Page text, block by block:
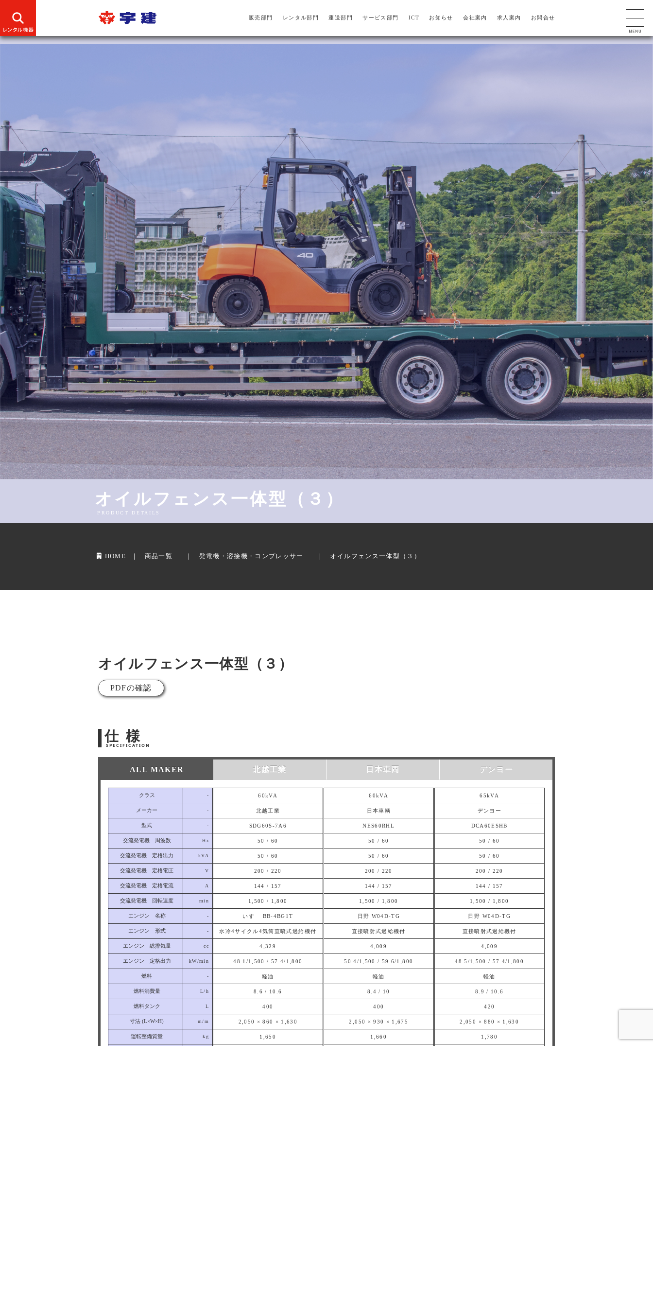
販売部門 レンタル部門 運送部門 サービス部門 ICT お知らせ 会社案内 求人案内 お問合せ
オイルフェンス一体型（３）
PRODUCT DETAILS
HOME 商品一覧 発電機・溶接機・コンプレッサー オイルフェンス一体型（３）
オイルフェンス一体型（３）
PDFの確認
仕 様
SPECIFICATION
ALL MAKER
クラス -
メーカー -
型式 -
交流発電機 周波数 Hz
交流発電機 定格出力 kVA
交流発電機 定格電圧 V
交流発電機 定格電流 A
交流発電機 回転速度 min
エンジン 名称 -
エンジン 形式 -
エンジン 総排気量 cc
エンジン 定格出力 kW/min
燃料 -
燃料消費量 L/h
燃料タンク L
寸法 (L×W×H) m/m
運転整備質量 kg
60kVA
北越工業
SDG60S-7A6
50 / 60
50 / 60
200 / 220
144 / 157
1,500 / 1,800
いすゞ BB-4BG1T
水冷4サイクル4気筒直噴式過給機付
4,329
48.1/1,500 / 57.4/1,800
軽油
8.6 / 10.6
400
2,050 × 860 × 1,630
1,650
60kVA
日本車輌
NES60RHL
50 / 60
50 / 60
200 / 220
144 / 157
1,500 / 1,800
日野 W04D-TG
直接噴射式過給機付
4,009
50.4/1,500 / 59.6/1,800
軽油
8.4 / 10
400
2,050 × 930 × 1,675
1,660
65kVA
デンヨー
DCA60ESHB
50 / 60
50 / 60
200 / 220
144 / 157
1,500 / 1,800
日野 W04D-TG
直接噴射式過給機付
4,009
48.5/1,500 / 57.4/1,800
軽油
8.9 / 10.6
420
2,050 × 880 × 1,630
1,780
北越工業 日本車両 デンヨー